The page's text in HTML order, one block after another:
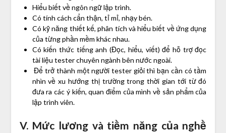
Hiểu biết về ngôn ngữ lập trình.
Có tính cách cẩn thận, tỉ mỉ, nhạy bén.
Có kỹ năng thiết kế, phân tích và hiểu biết về ứng dụng
của từng phần mềm khác nhau.
Có kiến thức tiếng anh (Đọc, hiểu, viết) để hỗ trợ đọc
tài liệu tester chuyên ngành bên nước ngoài.
Để trở thành một người tester giỏi thì bạn cần có tầm
nhìn về xu hướng thị trường trong thời gian tới từ đó
đưa ra các ý kiến, quan điểm của mình về sản phẩm của
lập trình viên.
V. Mức lương và tiềm năng của nghề